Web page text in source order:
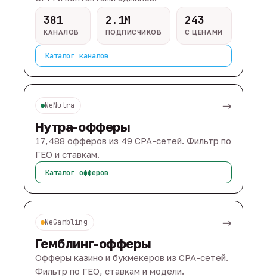
381
КАНАЛОВ
2.1M
ПОДПИСЧИКОВ
243
С ЦЕНАМИ
Каталог каналов
NeNutra →
Нутра-офферы
17,488 офферов из 49 CPA-сетей. Фильтр по
ГЕО и ставкам.
Каталог офферов
NeGambling →
Гемблинг-офферы
Офферы казино и букмекеров из CPA-сетей.
Фильтр по ГЕО, ставкам и модели.